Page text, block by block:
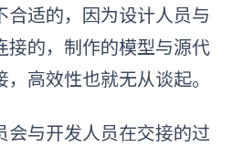
合适的，因为设计人员与
接的，制作的模型与源代
高效性也就无从谈起。
会与开发人员在交接的过